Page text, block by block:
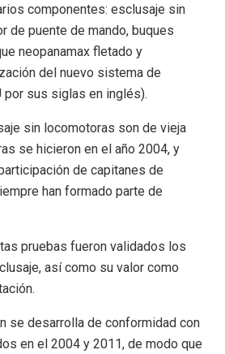
componentes: esclusaje sin
de puente de mando, buques
neopanamax fletado y
del nuevo sistema de
sus siglas en inglés).
sin locomotoras son de vieja
se hicieron en el año 2004, y
de capitanes de
han formado parte de
pruebas fueron validados los
así como su valor como
se desarrolla de conformidad con
en el 2004 y 2011, de modo que